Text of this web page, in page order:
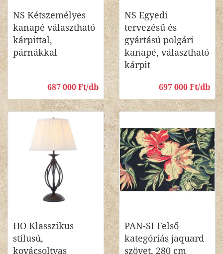
NS Kétszemélyes
kanapé választható
kárpittal,
párnákkal
687 000 Ft/db
NS Egyedi
tervezésű és
gyártású polgári
kanapé, választható
kárpit
697 000 Ft/db
HO Klasszikus
stílusú,
kovácsoltvas
PAN-SI Felső
kategóriás jaquard
szövet, 280 cm